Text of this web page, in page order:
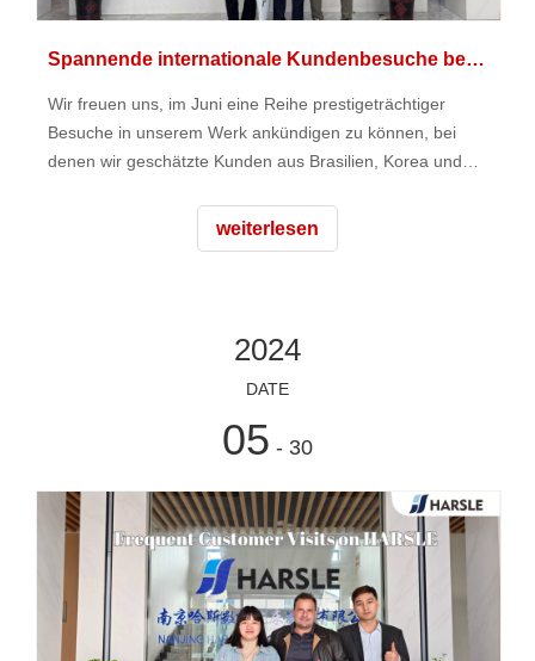
Spannende internationale Kundenbesuche bei HARSLE im Juni
Wir freuen uns, im Juni eine Reihe prestigeträchtiger
Besuche in unserem Werk ankündigen zu können, bei
denen wir geschätzte Kunden aus Brasilien, Korea und
unterstreicht unser Engagement für die Förderung starker
internationaler Beziehungen und zeigt unser
weiterlesen
2024
DATE
05 - 30